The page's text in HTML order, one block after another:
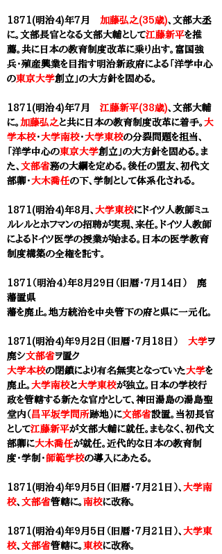
1871(明治4)年7月 加藤弘之(35歳)、文部大丞
に。 文部長官となる文部大輔として江藤新平を推
薦。共に日本の教育制度改革に乗り出す。富国強
兵・殖産興業を目指す明治新政府による「 洋学中心
の東京大学創立」の大方針を固める。
1871(明治4)年7月 江藤新平(38歳)、 文部大輔
に。 加藤弘之と共に日本の教育制度改革に着手。 大
学本校・大学南校・大学東校の分裂問題を担当、
「 洋学中心の東京大学創立」の大方針を固める。ま
た、 文部省務の大綱を定める。後任の盟友、初代文
部卿・大木喬任の下、学制として体系化される。
1871(明治4)年8月、 大学東校にドイツ人教師ミュ
ルレルとホフマンの招聘が実現、来任。ドイツ人教師
によるドイツ医学の授業が始まる。日本の医学教育
制度構築の全権を託す。
1871（明治4）年8月29日（旧暦・7月14日） 廃
藩置県
藩を廃止。地方統治を中央管下の府と県に一元化。
1871(明治4)年9月2日（旧暦・7月18日） 大学ヲ
廃シ文部省ヲ置ク
大学本校の閉鎖により有名無実となっていた大学を
廃止。 大学南校と大学東校が独立。日本の学校行
政を管轄する新たな官庁として、神田湯島の湯島聖
堂内（ 昌平坂学問所跡地）に文部省設置。当初長官
として江藤新平が文部大輔に就任。まもなく、初代文
部卿に大木喬任が就任。近代的な日本の教育制
度・学制・ 師範学校の導入にあたる。
1871(明治4)年9月5日（旧暦・7月21日）、 大学南
校、 文部省管轄に。 南校に改称。
1871(明治4)年9月5日（旧暦・7月21日）、 大学東
校、 文部省管轄に。 東校に改称。